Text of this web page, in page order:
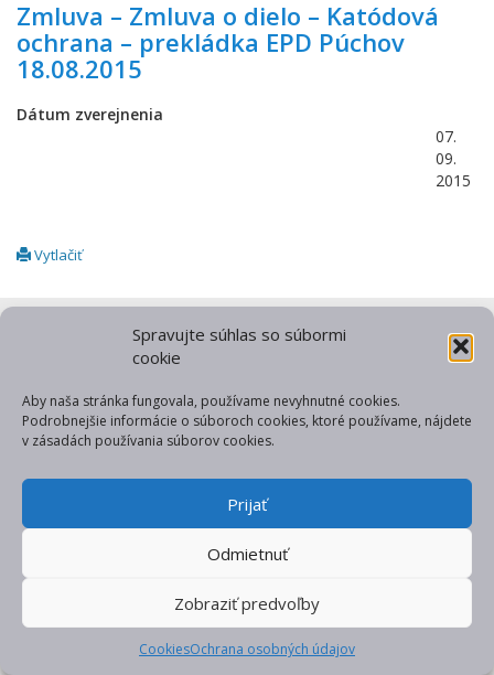
Spravujte súhlas so súbormi
cookie
Aby naša stránka fungovala, používame nevyhnutné cookies.
Podrobnejšie informácie o súboroch cookies, ktoré používame, nájdete
v zásadách používania súborov cookies.
Prijať
Odmietnuť
Zobraziť predvoľby
CookiesOchrana osobných údajov
Zmluva – Zmluva o dielo – Katódová
ochrana – prekládka EPD Púchov
18.08.2015
Dátum zverejnenia
07.
09.
2015
Vytlačiť
© Považská vodárenská spoločnosť, a.s.